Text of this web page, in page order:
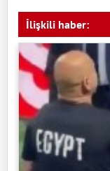
İlişkili haber: